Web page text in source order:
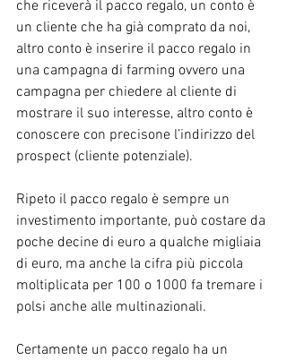
che riceverà il pacco regalo, un conto è
un cliente che ha già comprato da noi,
altro conto è inserire il pacco regalo in
una campagna di farming ovvero una
campagna per chiedere al cliente di
mostrare il suo interesse, altro conto è
conoscere con precisone l’indirizzo del
prospect (cliente potenziale).
Ripeto il pacco regalo è sempre un
investimento importante, può costare da
poche decine di euro a qualche migliaia
di euro, ma anche la cifra più piccola
moltiplicata per 100 o 1000 fa tremare i
polsi anche alle multinazionali.
Certamente un pacco regalo ha un